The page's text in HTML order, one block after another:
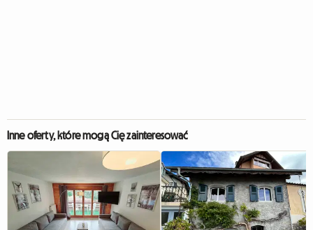
Inne oferty, które mogą Cię zainteresować